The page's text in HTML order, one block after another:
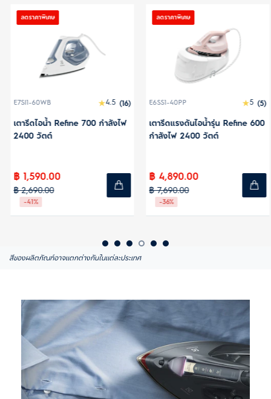
ลดราคาพิเศษ
E7SI1-60WB 4.5 (16)
เตารีดไอน้ำ Refine 700 กำลังไฟ
2400 วัตต์
฿ 1,590.00
฿ 2,690.00
-41%
ลดราคาพิเศษ
E6SS1-40PP 5 (5)
เตารีดแรงดันไอน้ำรุ่น Refine 600
กำลังไฟ 2400 วัตต์
฿ 4,890.00
฿ 7,690.00
-36%
สีของผลิตภัณฑ์อาจแตกต่างกันในแต่ละประเทศ